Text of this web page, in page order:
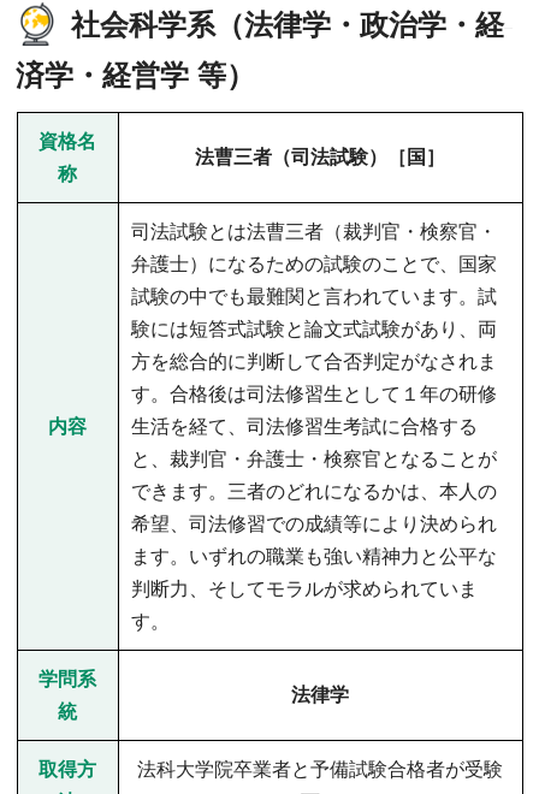
社会科学系（法律学・政治学・経
済学・経営学 等）
資格名
称
法曹三者（司法試験）［国］
内容
司法試験とは法曹三者（裁判官・検察官・
弁護士）になるための試験のことで、国家
試験の中でも最難関と言われています。試
験には短答式試験と論文式試験があり、両
方を総合的に判断して合否判定がなされま
す。合格後は司法修習生として１年の研修
生活を経て、司法修習生考試に合格する
と、裁判官・弁護士・検察官となることが
できます。三者のどれになるかは、本人の
希望、司法修習での成績等により決められ
ます。いずれの職業も強い精神力と公平な
判断力、そしてモラルが求められていま
す。
学問系
統
法律学
取得方
法科大学院卒業者と予備試験合格者が受験